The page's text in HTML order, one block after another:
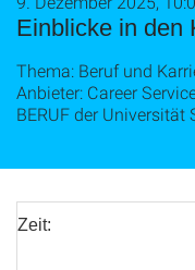
Einblicke in den
Thema: Beruf und
Anbieter: Career
BERUF der
Zeit: